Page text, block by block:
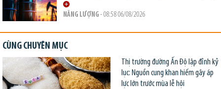
NĂNG LƯỢNG - 08:58 06/08/2026
CÙNG CHUYÊN MỤC
Thị trường đường Ấn Độ lập đỉnh kỷ
lục: Nguồn cung khan hiếm gây áp
lực lớn trước mùa lễ hội